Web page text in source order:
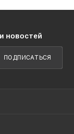
новостей
ПОДПИСАТЬСЯ